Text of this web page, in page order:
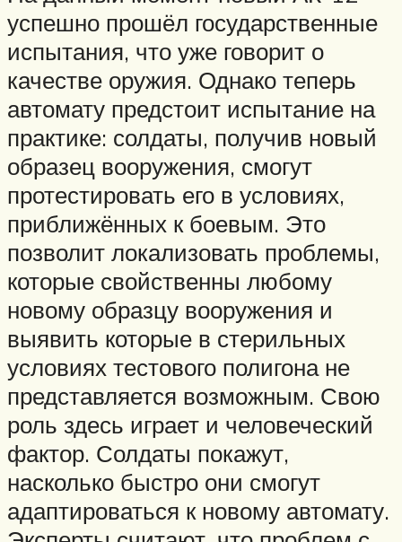
успешно прошёл государственные
испытания, что уже говорит о
качестве оружия. Однако теперь
автомату предстоит испытание на
практике: солдаты, получив новый
образец вооружения, смогут
протестировать его в условиях,
приближённых к боевым. Это
позволит локализовать проблемы,
которые свойственны любому
новому образцу вооружения и
выявить которые в стерильных
условиях тестового полигона не
представляется возможным. Свою
роль здесь играет и человеческий
фактор. Солдаты покажут,
насколько быстро они смогут
адаптироваться к новому автомату.